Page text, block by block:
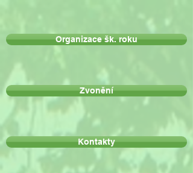
Organizace šk. roku
Zvonění
Kontakty